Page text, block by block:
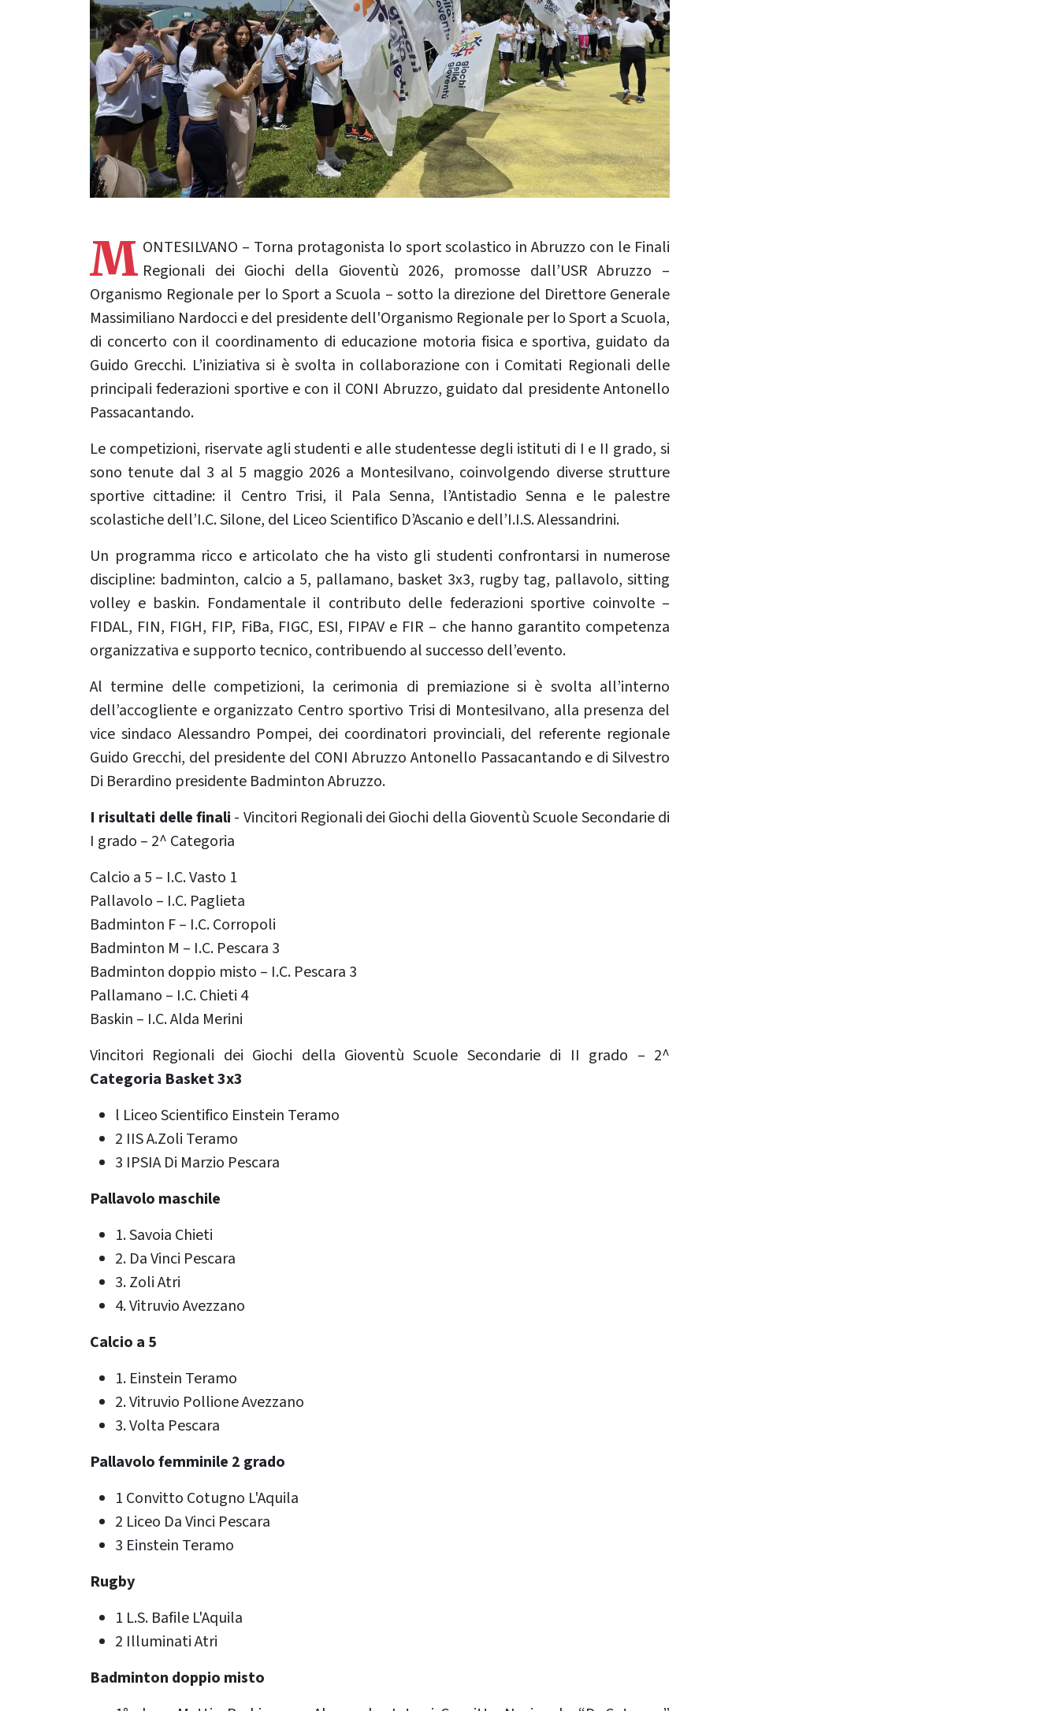
M ONTESILVANO – Torna protagonista lo sport scolastico in Abruzzo con le Finali
Regionali dei Giochi della Gioventù 2026, promosse dall’USR Abruzzo –
Organismo Regionale per lo Sport a Scuola – sotto la direzione del Direttore Generale
Massimiliano Nardocci e del presidente dell'Organismo Regionale per lo Sport a Scuola,
di concerto con il coordinamento di educazione motoria fisica e sportiva, guidato da
Guido Grecchi. L’iniziativa si è svolta in collaborazione con i Comitati Regionali delle
principali federazioni sportive e con il CONI Abruzzo, guidato dal presidente Antonello
Passacantando.
Le competizioni, riservate agli studenti e alle studentesse degli istituti di I e II grado, si
sono tenute dal 3 al 5 maggio 2026 a Montesilvano, coinvolgendo diverse strutture
sportive cittadine: il Centro Trisi, il Pala Senna, l’Antistadio Senna e le palestre
scolastiche dell’I.C. Silone, del Liceo Scientifico D’Ascanio e dell’I.I.S. Alessandrini.
Un programma ricco e articolato che ha visto gli studenti confrontarsi in numerose
discipline: badminton, calcio a 5, pallamano, basket 3x3, rugby tag, pallavolo, sitting
volley e baskin. Fondamentale il contributo delle federazioni sportive coinvolte –
FIDAL, FIN, FIGH, FIP, FiBa, FIGC, ESI, FIPAV e FIR – che hanno garantito competenza
organizzativa e supporto tecnico, contribuendo al successo dell’evento.
Al termine delle competizioni, la cerimonia di premiazione si è svolta all’interno
dell’accogliente e organizzato Centro sportivo Trisi di Montesilvano, alla presenza del
vice sindaco Alessandro Pompei, dei coordinatori provinciali, del referente regionale
Guido Grecchi, del presidente del CONI Abruzzo Antonello Passacantando e di Silvestro
Di Berardino presidente Badminton Abruzzo.
I risultati delle finali - Vincitori Regionali dei Giochi della Gioventù Scuole Secondarie di
I grado – 2^ Categoria
Calcio a 5 – I.C. Vasto 1
Pallavolo – I.C. Paglieta
Badminton F – I.C. Corropoli
Badminton M – I.C. Pescara 3
Badminton doppio misto – I.C. Pescara 3
Pallamano – I.C. Chieti 4
Baskin – I.C. Alda Merini
Vincitori Regionali dei Giochi della Gioventù Scuole Secondarie di II grado – 2^
Categoria Basket 3x3
l Liceo Scientifico Einstein Teramo
2 IIS A.Zoli Teramo
3 IPSIA Di Marzio Pescara
Pallavolo maschile
1. Savoia Chieti
2. Da Vinci Pescara
3. Zoli Atri
4. Vitruvio Avezzano
Calcio a 5
1. Einstein Teramo
2. Vitruvio Pollione Avezzano
3. Volta Pescara
Pallavolo femminile 2 grado
1 Convitto Cotugno L'Aquila
2 Liceo Da Vinci Pescara
3 Einstein Teramo
Rugby
1 L.S. Bafile L'Aquila
2 Illuminati Atri
Badminton doppio misto